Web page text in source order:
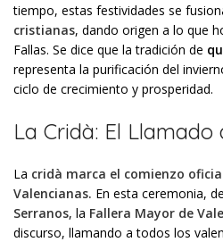
tiempo, estas festividades se
cristianas, dando origen a lo que
Fallas. Se dice que la tradición de
representa la purificación del
ciclo de crecimiento y prosperidad.
La Cridà: El Llamado
La cridà marca el comienzo
Valencianas. En esta ceremonia,
Serranos, la Fallera Mayor de
discurso, llamando a todos los